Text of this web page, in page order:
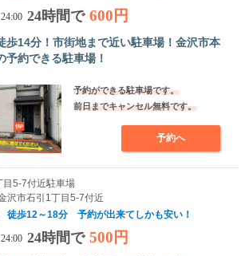
24時間で 600円
歩14分！市街地まで近い駐車場！金沢市本
予約できる駐車場！
予約ができる駐車場です。
前日までキャンセル無料です。
予約へ
目5-7付近駐車場
沢市石引1丁目5-7付近
歩12～18分 予約が出来てしかも安い！
24時間で 500円